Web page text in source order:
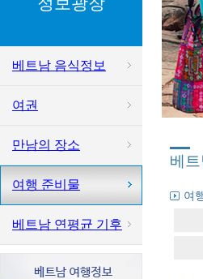
베트남 음식정보
여권
만남의 장소
여행 준비물
베트남 연평균 기후
베
여